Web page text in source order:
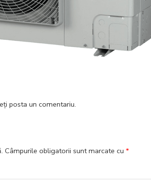
posta un comentariu.
Câmpurile obligatorii sunt marcate cu *